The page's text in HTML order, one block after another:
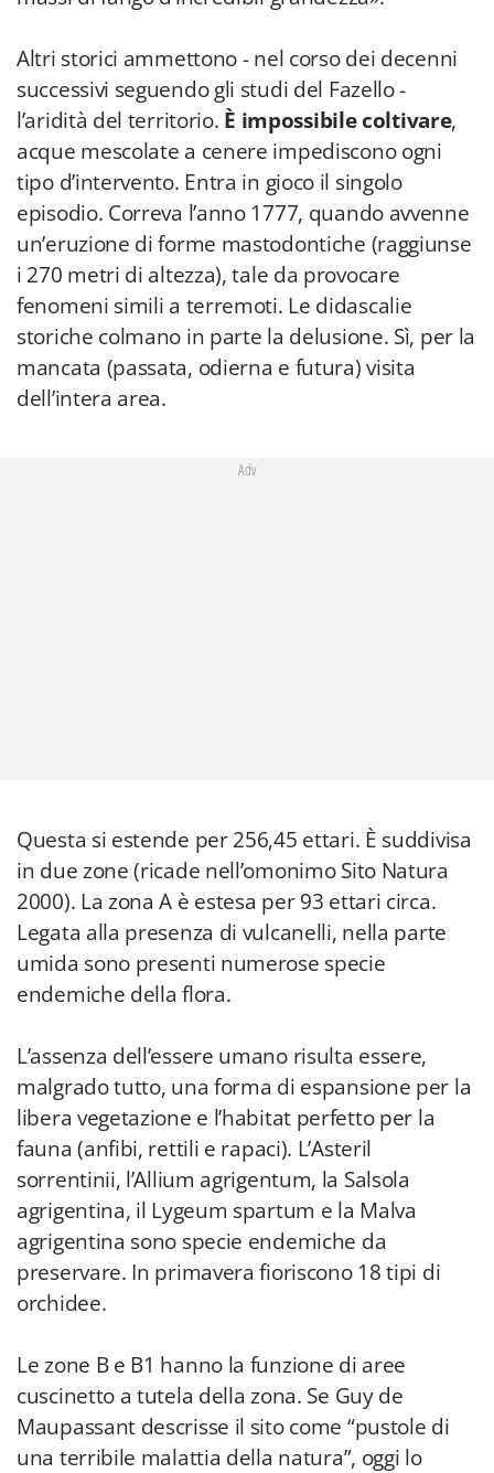
Altri storici ammettono - nel corso dei decenni
successivi seguendo gli studi del Fazello -
l’aridità del territorio. È impossibile coltivare,
acque mescolate a cenere impediscono ogni
tipo d’intervento. Entra in gioco il singolo
episodio. Correva l’anno 1777, quando avvenne
un’eruzione di forme mastodontiche (raggiunse
i 270 metri di altezza), tale da provocare
fenomeni simili a terremoti. Le didascalie
storiche colmano in parte la delusione. Sì, per la
mancata (passata, odierna e futura) visita
dell’intera area.
Adv
Questa si estende per 256,45 ettari. È suddivisa
in due zone (ricade nell’omonimo Sito Natura
2000). La zona A è estesa per 93 ettari circa.
Legata alla presenza di vulcanelli, nella parte
umida sono presenti numerose specie
endemiche della flora.
L’assenza dell’essere umano risulta essere,
malgrado tutto, una forma di espansione per la
libera vegetazione e l’habitat perfetto per la
fauna (anfibi, rettili e rapaci). L’Asteril
sorrentinii, l’Allium agrigentum, la Salsola
agrigentina, il Lygeum spartum e la Malva
agrigentina sono specie endemiche da
preservare. In primavera fioriscono 18 tipi di
orchidee.
Le zone B e B1 hanno la funzione di aree
cuscinetto a tutela della zona. Se Guy de
Maupassant descrisse il sito come “pustole di
una terribile malattia della natura”, oggi lo